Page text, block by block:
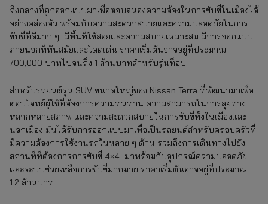
ถึงกลางที่ถูกออกแบบมาเพื่อตอบสนองความต้องในการขับขี่ในเมืองได้
อย่างคล่องตัว พร้อมกับความสะดวกสบายและความปลอดภัยในการ
ขับขี่ที่ดีมาก ๆ มีพื้นที่ใช้สอยและความสบายเหมาะสม มีการออกแบบ
ภายนอกที่ทันสมัยและโดดเด่น ราคาเริ่มต้นอาจอยู่ที่ประมาณ
700,000 บาทไปจนถึง 1 ล้านบาทสำหรับรุ่นท็อป
สำหรับรถยนต์รุ่น SUV ขนาดใหญ่ของ Nissan Terra ที่พัฒนามาเพื่อ
ตอบโจทย์ผู้ใช้ที่ต้องการความทนทาน ความสามารถในการลุยทาง
หลากหลายสภาพ และความสะดวกสบายในการขับขี่ทั้งในเมืองและ
นอกเมือง มันได้รับการออกแบบมาเพื่อเป็นรถยนต์สำหรับครอบครัวที่
มีความต้องการใช้งานรถในหลาย ๆ ด้าน รวมถึงการเดินทางไปยัง
สถานที่ที่ต้องการการขับขี่ 4×4 มาพร้อมกับอุปกรณ์ความปลอดภัย
และระบบช่วยเหลือการขับขี่มากมาย ราคาเริ่มต้นอาจอยู่ที่ประมาณ
1.2 ล้านบาท